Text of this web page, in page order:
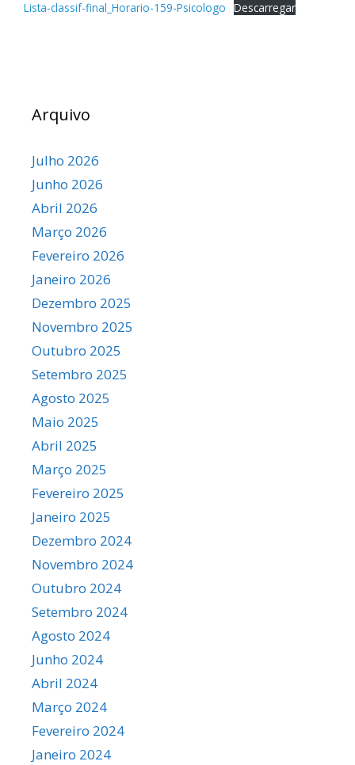
Lista-classif-final_Horario-159-Psicologo Descarregar
Arquivo
Julho 2026
Junho 2026
Abril 2026
Março 2026
Fevereiro 2026
Janeiro 2026
Dezembro 2025
Novembro 2025
Outubro 2025
Setembro 2025
Agosto 2025
Maio 2025
Abril 2025
Março 2025
Fevereiro 2025
Janeiro 2025
Dezembro 2024
Novembro 2024
Outubro 2024
Setembro 2024
Agosto 2024
Junho 2024
Abril 2024
Março 2024
Fevereiro 2024
Janeiro 2024